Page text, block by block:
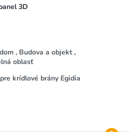
3D
, Budova a objekt ,
oblasť
krídlové brány Egidia